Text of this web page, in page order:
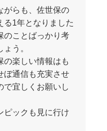
がらも、佐世保の
る1年となりました
のことばっかり考
う。
の楽しい情報はも
ぼ通信も充実させ
で宜しくお願いし
ピックも見に行け